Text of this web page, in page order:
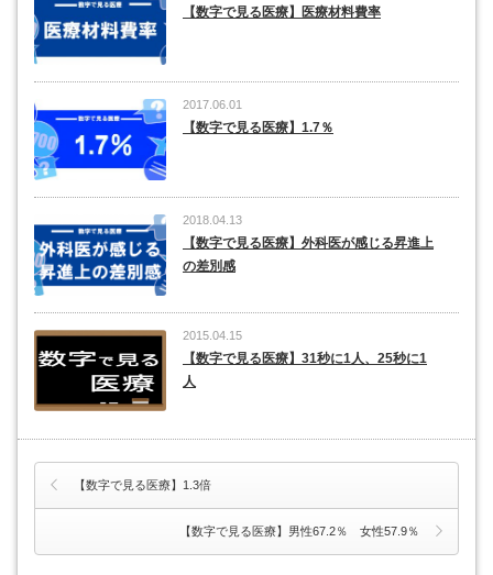
【数字で見る医療】医療材料費率
2017.06.01
【数字で見る医療】1.7％
2018.04.13
【数字で見る医療】外科医が感じる昇進上
の差別感
2015.04.15
【数字で見る医療】31秒に1人、25秒に1
人
【数字で見る医療】1.3倍
【数字で見る医療】男性67.2％ 女性57.9％